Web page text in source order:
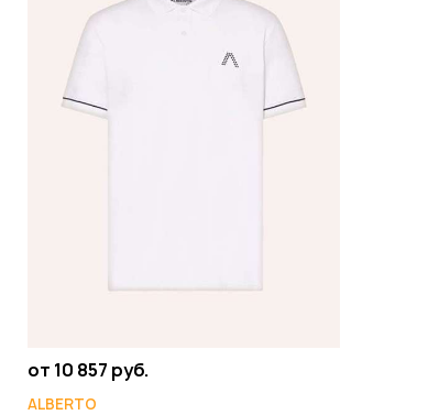
от 10 857 руб.
ALBERTO